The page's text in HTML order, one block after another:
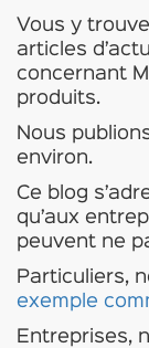
Vous y
articles
concernant
produits.
Nous
environ.
Ce blog
qu’aux
peuvent ne
Particuliers,
exemple
Entreprises,